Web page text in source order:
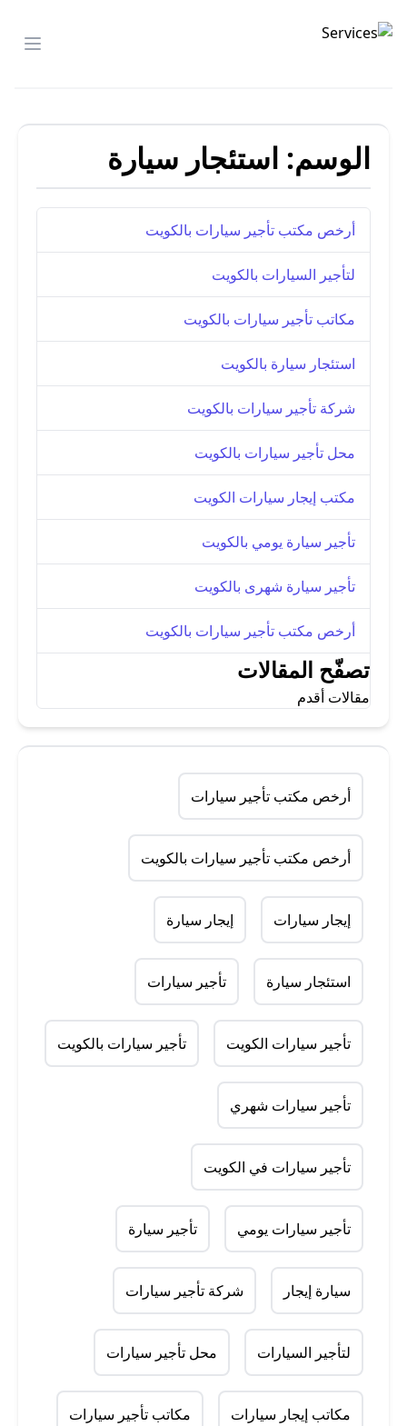
شركة الصدارة
الوسم: استئجار سيارة
أرخص مكتب تأجير سيارات بالكويت
لتأجير السيارات بالكويت
مكاتب تأجير سيارات بالكويت
استئجار سيارة بالكويت
شركة تأجير سيارات بالكويت
محل تأجير سيارات بالكويت
مكتب إيجار سيارات الكويت
تأجير سيارة يومي بالكويت
تأجير سيارة شهرى بالكويت
أرخص مكتب تأجير سيارات بالكويت
تصفّح المقالات
مقالات أقدم
أرخص مكتب تأجير سيارات
أرخص مكتب تأجير سيارات بالكويت
إيجار سيارات إيجار سيارة
استئجار سيارة تأجير سيارات
تأجير سيارات الكويت تأجير سيارات بالكويت
تأجير سيارات شهري
تأجير سيارات في الكويت
تأجير سيارات يومي تأجير سيارة
سيارة إيجار شركة تأجير سيارات
لتأجير السيارات محل تأجير سيارات
مكاتب إيجار سيارات مكاتب تأجير سيارات